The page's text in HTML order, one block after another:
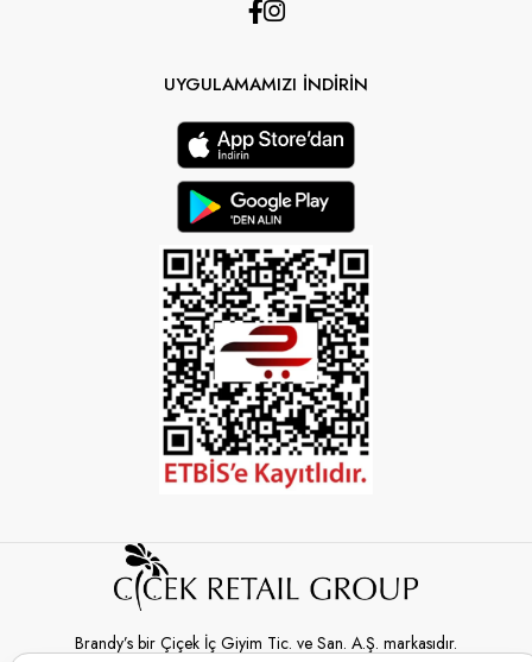
UYGULAMAMIZI İNDİRİN
Brandy’s bir Çiçek İç Giyim Tic. ve San. A.Ş. markasıdır.